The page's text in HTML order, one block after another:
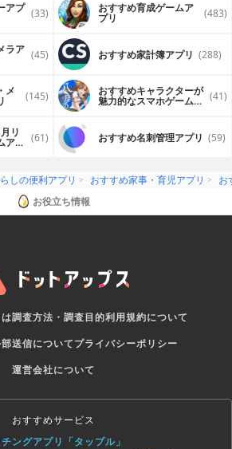
アプ (33) おすすめ育成ゲームア
プリ (483)
ラア (45) おすすめ家計簿アプリ (288)
メ (145) おすすめキャラクターが
魅力的なスマホゲームア (41)
リ
アプ (61) おすすめ名刺管理アプリ (59)
しの便利アプリ おすすめ家事・育児アプリ
お
お役立ち情報
調査方法・調査目的利用規約について
送信についてプライバシーポリシー
運営会社について
おすすめサービス
ングアプリ「タップル」